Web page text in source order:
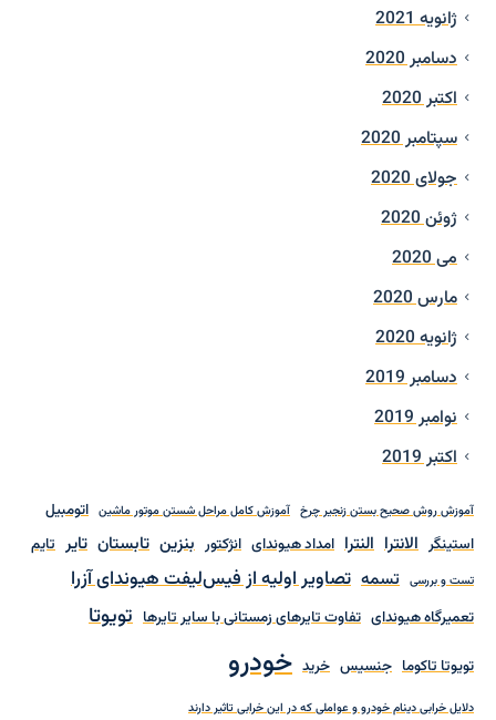
ژانویه 2021
دسامبر 2020
اکتبر 2020
سپتامبر 2020
جولای 2020
ژوئن 2020
می 2020
مارس 2020
ژانویه 2020
دسامبر 2019
نوامبر 2019
اکتبر 2019
آموزش روش صحیح بستن زنجیر چرخ آموزش کامل مراحل شستن موتور ماشین اتومبیل
استینگر الانترا النترا امداد هیوندای انژکتور بنزین تابستان تایر تایم
تست و بررسی تسمه تصاویر اولیه از فیس‌لیفت هیوندای آزرا
تعمیرگاه هیوندای تفاوت تایرهای زمستانی با سایر تایرها تویوتا
تویوتا تاکوما جنسیس خرید خودرو
دلایل خرابی دینام خودرو و عواملی که در این خرابی تاثیر دارند